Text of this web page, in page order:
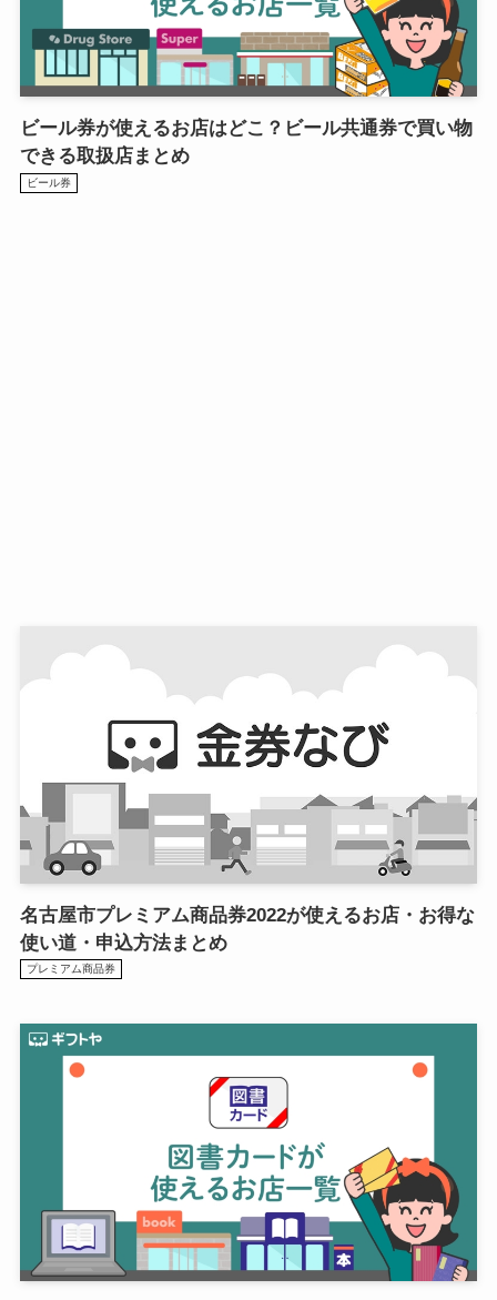
ビール券が使えるお店はどこ？ビール共通券で買い物
できる取扱店まとめ
ビール券
名古屋市プレミアム商品券2022が使えるお店・お得な
使い道・申込方法まとめ
プレミアム商品券